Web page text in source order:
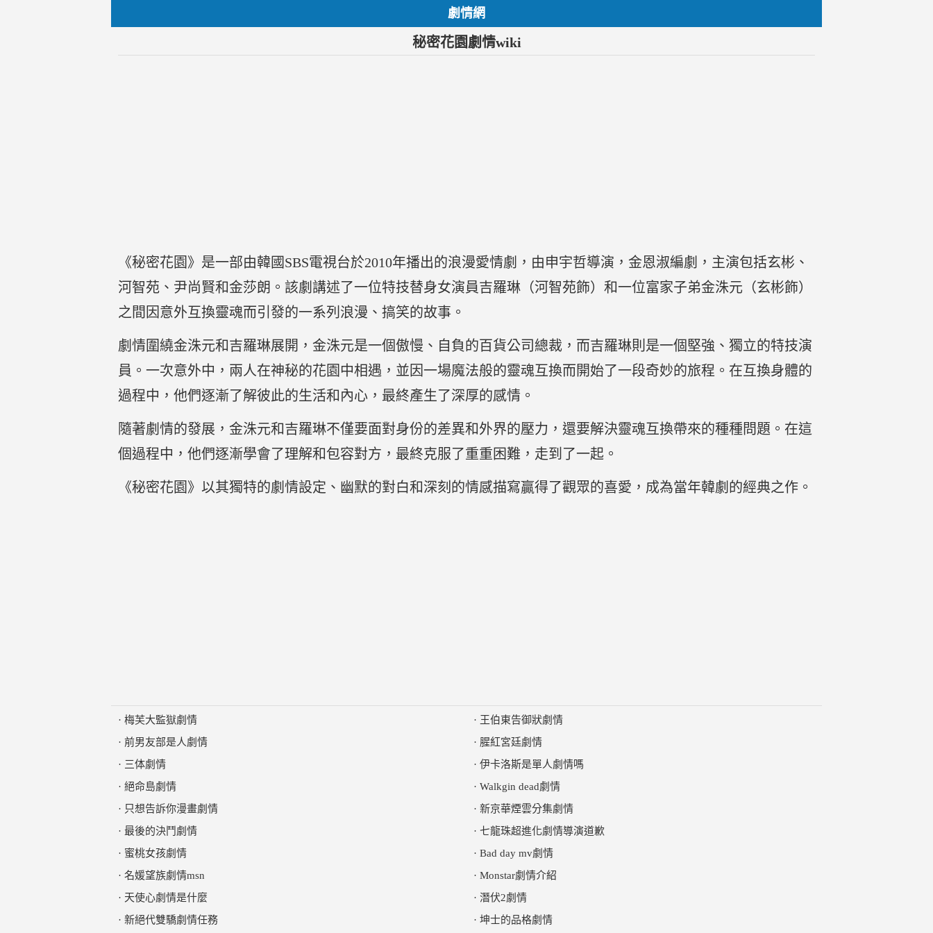
劇情網
秘密花園劇情wiki
《秘密花園》是一部由韓國SBS電視台於2010年播出的浪漫愛情劇，由申宇哲導演，金恩淑編劇，主演包括玄彬、
河智苑、尹尚賢和金莎朗。該劇講述了一位特技替身女演員吉羅琳（河智苑飾）和一位富家子弟金洙元（玄彬飾）
之間因意外互換靈魂而引發的一系列浪漫、搞笑的故事。
劇情圍繞金洙元和吉羅琳展開，金洙元是一個傲慢、自負的百貨公司總裁，而吉羅琳則是一個堅強、獨立的特技演
員。一次意外中，兩人在神秘的花園中相遇，並因一場魔法般的靈魂互換而開始了一段奇妙的旅程。在互換身體的
過程中，他們逐漸了解彼此的生活和內心，最終產生了深厚的感情。
隨著劇情的發展，金洙元和吉羅琳不僅要面對身份的差異和外界的壓力，還要解決靈魂互換帶來的種種問題。在這
個過程中，他們逐漸學會了理解和包容對方，最終克服了重重困難，走到了一起。
《秘密花園》以其獨特的劇情設定、幽默的對白和深刻的情感描寫贏得了觀眾的喜愛，成為當年韓劇的經典之作。
· 梅芙大監獄劇情
· 前男友部是人劇情
· 三体劇情
· 絕命島劇情
· 只想告訴你漫畫劇情
· 最後的決鬥劇情
· 蜜桃女孩劇情
· 名媛望族劇情msn
· 天使心劇情是什麼
· 新絕代雙驕劇情任務
· 王伯東告御狀劇情
· 腥紅宮廷劇情
· 伊卡洛斯是單人劇情嗎
· Walkgin dead劇情
· 新京華煙雲分集劇情
· 七龍珠超進化劇情導演道歉
· Bad day mv劇情
· Monstar劇情介紹
· 潛伏2劇情
· 坤士的品格劇情